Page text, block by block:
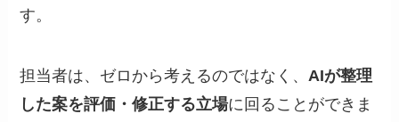
す。
担当者は、ゼロから考えるのではなく、 AIが整理
した案を評価・修正する立場に回ることができま